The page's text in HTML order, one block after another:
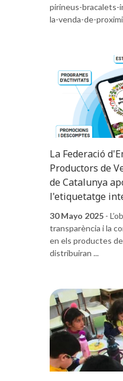
pirineus-bracalets-
la-venda-de-
La Federació
Productors de
de Catalunya
l'etiquetatge
30 Mayo 2025 -
transparència i la
en els productes
distribuiran ...